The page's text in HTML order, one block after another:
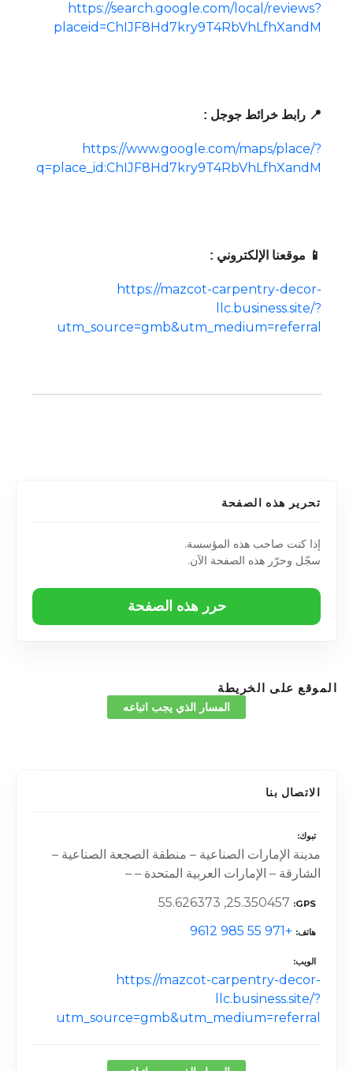
https://search.google.com/local/reviews?
placeid=ChIJF8Hd7kry9T4RbVhLfhXandM
📍 رابط خرائط جوجل :
https://www.google.com/maps/place/?
q=place_id:ChIJF8Hd7kry9T4RbVhLfhXandM
📱 موقعنا الإلكتروني :
https://mazcot-carpentry-decor-
llc.business.site/?
utm_source=gmb&utm_medium=referral
تحرير هذه الصفحة
إذا كنت صاحب هذه المؤسسة.
سجّل وحرّر هذه الصفحة الآن.
حرر هذه الصفحة
الموقع على الخريطة
المسار الذي يجب اتباعه
الاتصال بنا
تبوك
مدينة الإمارات الصناعية – منطقة الصجعة الصناعية –
الشارقة – الإمارات العربية المتحدة – –
GPS
25.350457, 55.626373
هاتف +971 55 985 9612
الويب
https://mazcot-carpentry-decor-
llc.business.site/?
utm_source=gmb&utm_medium=referral